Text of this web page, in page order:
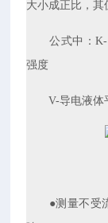
大小成正比，其
公式中：K-
强度
V-导电液体平
●测量不受流